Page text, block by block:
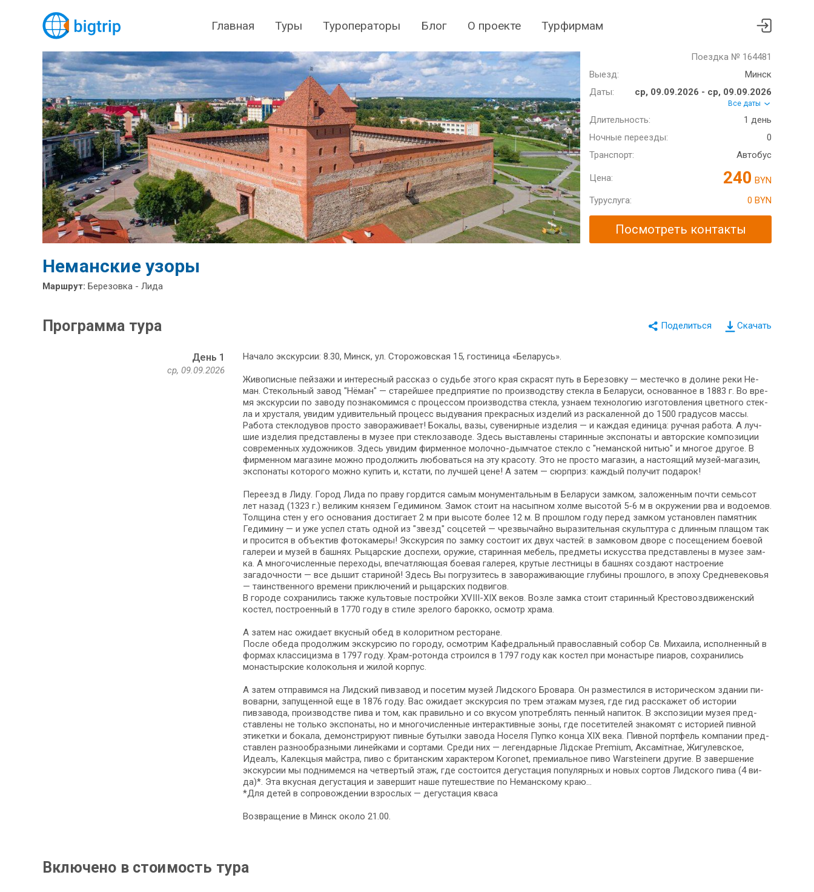
Главная Туры Туроператоры Блог О проекте Турфирмам
Поездка № 164481
Выезд:
Минск
Даты:
ср, 09.09.2026 - ср, 09.09.2026
Все даты
Длительность:
1 день
Ночные переезды:
0
Транспорт:
Автобус
Цена: 240 BYN
Туруслуга:
0 BYN
Посмотреть контакты
Неманские узоры
Маршрут: Березовка - Лида
Скачать
Программа тура
День 1
ср, 09.09.2026
Начало экскурсии: 8.30, Минск, ул. Сторожовская 15, гостиница «Беларусь».
Живописные пей­за­жи и ин­те­рес­ный рас­сказ о судь­бе это­го края скрасят путь в Березовку — ме­стеч­ко в до­ли­не ре­ки Не­
ман. Стекольный за­вод "Нёман" — старейшее пред­при­я­тие по про­из­вод­ству стек­ла в Бе­ла­ру­си, основанное в 1883 г. Во вре­
мя экс­кур­сии по за­во­ду познакомимся с процессом про­из­вод­ства стек­ла, узна­ем технологию из­го­тов­ле­ния цвет­но­го стек­
ла и хрусталя, увидим удивительный про­цесс выдувания пре­крас­ных из­де­лий из раскаленной до 1500 гра­ду­сов массы.
Работа стеклодувов про­сто за­во­ра­жи­ва­ет! Бокалы, ва­зы, су­ве­нир­ные из­де­лия — и каждая единица: ручная ра­бо­та. А луч­
шие из­де­лия пред­став­ле­ны в музее при стеклозаводе. Здесь вы­став­ле­ны ста­рин­ные экс­по­на­ты и авторские ком­по­зи­ции
со­вре­мен­ных ху­дож­ни­ков. Здесь увидим фирменное молочно-дымчатое стекло с "неманской нитью" и мно­гое дру­гое. В
фир­мен­ном магазине мож­но про­дол­жить любоваться на эту кра­со­ту. Это не про­сто ма­га­зин, а на­сто­я­щий музей-магазин,
экс­по­на­ты ко­то­ро­го мож­но ку­пить и, кстати, по луч­шей це­не! А затем — сюр­приз: каж­дый получит подарок!
Пе­ре­езд в Лиду. Город Лида по пра­ву гор­дит­ся са­мым мо­ну­мен­таль­ным в Бе­ла­ру­си зам­ком, за­ло­жен­ным по­чти семь­сот
лет на­зад (1323 г.) ве­ли­ким кня­зем Ге­ди­ми­ном. Замок стоит на насыпном холме вы­со­той 5-6 м в окру­же­нии рва и водоемов.
Толщина стен у его ос­но­ва­ния до­сти­га­ет 2 м при высоте бо­лее 12 м. В про­шлом го­ду пе­ред зам­ком уста­нов­лен памятник
Гедимину — и уже успел стать одной из "звезд" соцсетей — чрез­вы­чай­но выразительная скульп­ту­ра с длинным плащом так
и просится в объектив фотокамеры! Экскурсия по замку со­сто­ит их двух ча­стей: в замковом дворе с по­се­ще­ни­ем боевой
галереи и му­зей в башнях. Рыцарские до­спе­хи, ору­жие, ста­рин­ная ме­бель, пред­ме­ты ис­кус­ства пред­став­ле­ны в музее зам­
ка. А мно­го­чис­лен­ные пе­ре­хо­ды, впе­чат­ля­ю­щая боевая га­ле­рея, крутые лестницы в башнях со­зда­ют на­стро­е­ние
загадочности — все ды­шит ста­ри­ной! Здесь Вы погрузитесь в за­во­ра­жи­ва­ю­щие глу­би­ны про­шло­го, в эпо­ху Средне­ве­ко­вья
— та­ин­ствен­но­го вре­ме­ни приключений и ры­цар­ских подвигов.
В го­ро­де со­хра­ни­лись так­же куль­то­вые постройки ХVIII-XIX ве­ков. Возле зам­ка стоит ста­рин­ный Крестовоздвиженский
костел, по­стро­ен­ный в 1770 го­ду в сти­ле зре­ло­го ба­рок­ко, осмотр хра­ма.
А затем нас ожи­да­ет вкус­ный обед в ко­ло­рит­ном ре­сто­ра­не.
После обе­да продолжим экс­кур­сию по го­ро­ду, осмот­рим Кафедральный пра­во­слав­ный собор Св. Михаила, ис­пол­нен­ный в
фор­мах клас­си­циз­ма в 1797 го­ду. Храм-ротонда строился в 1797 го­ду как ко­стел при мо­на­сты­ре пи­а­ров, со­хра­ни­лись
монастырские ко­ло­коль­ня и жи­лой кор­пус.
А затем от­пра­вим­ся на Лидский пивзавод и по­се­тим музей Лидского Бровара. Он раз­ме­стил­ся в ис­то­ри­че­ском зда­нии пи­
во­вар­ни, запущенной еще в 1876 го­ду. Вас ожи­да­ет экскурсия по трем эта­жам му­зея, где гид рас­ска­жет об ис­то­рии
пивзавода, про­из­вод­стве пи­ва и том, как правильно и со вку­сом употреблять пен­ный на­пи­ток. В экс­по­зи­ции му­зея пред­
став­ле­ны не толь­ко экс­по­на­ты, но и мно­го­чис­лен­ные ин­тер­ак­тив­ные зоны, где по­се­ти­те­лей знакомят с ис­то­ри­ей пивной
этикетки и бокала, де­мон­стри­ру­ют пивные бу­тыл­ки за­во­да Носеля Пупко кон­ца XIX ве­ка. Пивной портфель ком­па­нии пред­
став­лен раз­но­об­раз­ны­ми линейками и сортами. Среди них — легендарные Лiдскае Premium, Аксамiтнае, Жигулевское,
Идеалъ, Калекцыя майстра, пи­во с британским характером Koronet, премиальное пи­во Warsteinerи дру­гие. В за­вер­ше­ние
экс­кур­сии мы под­ни­мем­ся на чет­вер­тый этаж, где состоится дегустация популярных и но­вых сортов Лидского пи­ва (4 ви­
да)*. Эта вкус­ная дегустация и за­вер­шит на­ше пу­те­ше­ствие по Неманскому краю...
*Для де­тей в сопровождении взрос­лых — дегустация кваса
Возвращение в Минск около 21.00.
Включено в стоимость тура